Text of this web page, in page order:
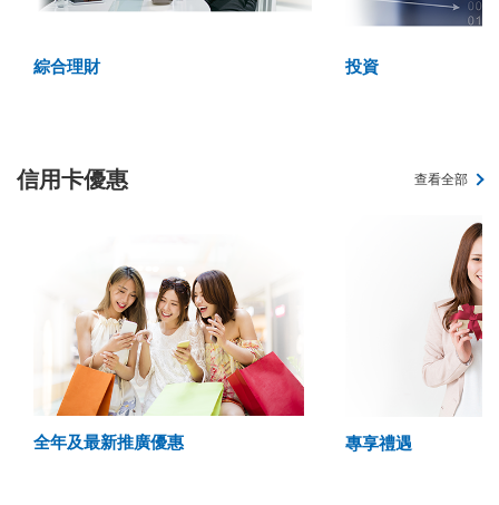
綜合理財 投資
信用卡優惠 查看全部
全年及最新推廣優惠 專享禮遇